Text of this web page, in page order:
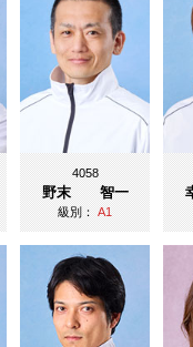
4058
野末 智一
級別：A1